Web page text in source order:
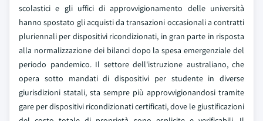
scolastici e gli uffici di approvvigionamento delle università
hanno spostato gli acquisti da transazioni occasionali a contratti
pluriennali per dispositivi ricondizionati, in gran parte in risposta
alla normalizzazione dei bilanci dopo la spesa emergenziale del
periodo pandemico. Il settore dell'istruzione australiano, che
opera sotto mandati di dispositivi per studente in diverse
giurisdizioni statali, sta sempre più approvvigionandosi tramite
gare per dispositivi ricondizionati certificati, dove le giustificazioni